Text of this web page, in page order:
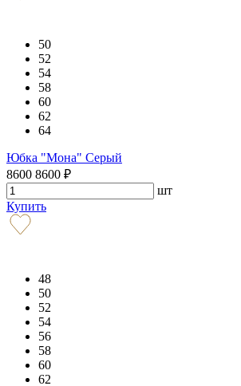
50
52
54
58
60
62
64
Юбка "Мона" Серый
8600 8600 ₽
шт
Купить
48
50
52
54
56
58
60
62